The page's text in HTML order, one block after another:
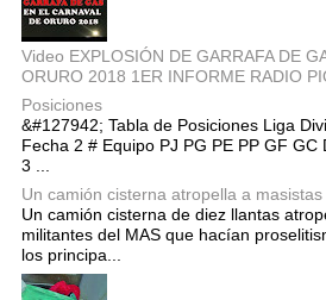
Video EXPLOSIÓN DE GARRAFA DE
ORURO 2018 1ER INFORME RADIO
Posiciones
&#127942; Tabla de Posiciones Liga
Fecha 2 # Equipo PJ PG PE PP GF
3 ...
Un camión cisterna atropella a
Un camión cisterna de diez llantas
militantes del MAS que hacían
los principa...